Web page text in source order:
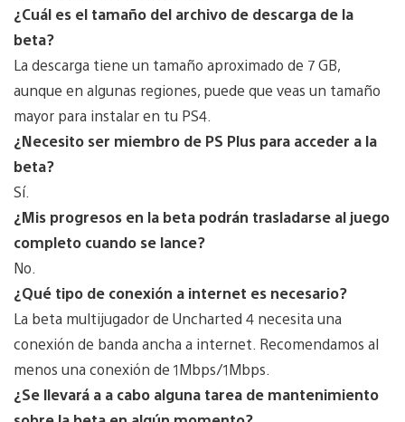
¿Cuál es el tamaño del archivo de descarga de la
beta?
La descarga tiene un tamaño aproximado de 7 GB,
aunque en algunas regiones, puede que veas un tamaño
mayor para instalar en tu PS4.
¿Necesito ser miembro de PS Plus para acceder a la
beta?
Sí.
¿Mis progresos en la beta podrán trasladarse al juego
completo cuando se lance?
No.
¿Qué tipo de conexión a internet es necesario?
La beta multijugador de Uncharted 4 necesita una
conexión de banda ancha a internet. Recomendamos al
menos una conexión de 1Mbps/1Mbps.
¿Se llevará a a cabo alguna tarea de mantenimiento